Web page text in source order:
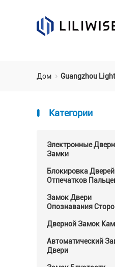
Дом Guangzhou
Категории
Электронные
Замки
Блокировка Дверей
Отпечатков
Замок Двери
Опознавания
Дверной Замок
Автоматический
Двери